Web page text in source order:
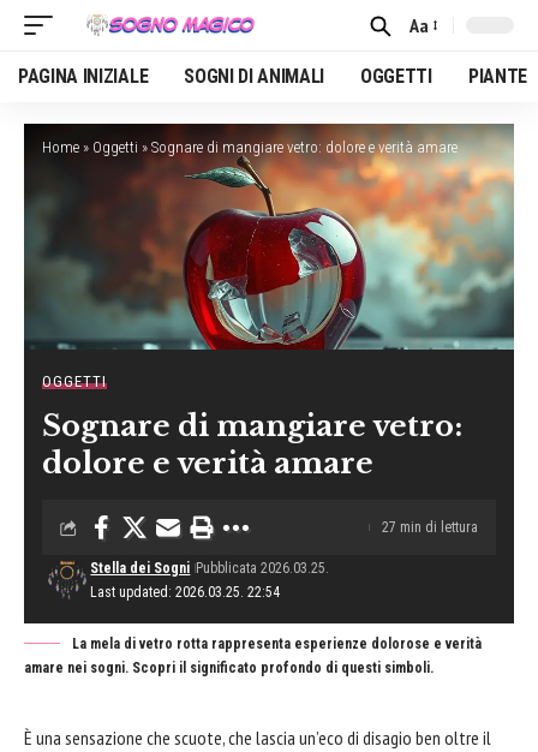
Font
Resizer
Aa
PAGINA INIZIALE SOGNI DI ANIMALI OGGETTI PIANTE
Home » Oggetti » Sognare di mangiare vetro: dolore e verità amare
OGGETTI
Sognare di mangiare vetro:
dolore e verità amare
Last updated: 2026.03.25. 22:54
Stella dei Sogni Pubblicata 2026.03.25.
27 min di lettura
La mela di vetro rotta rappresenta esperienze dolorose e verità
amare nei sogni. Scopri il significato profondo di questi simboli.
È una sensazione che scuote, che lascia un’eco di disagio ben oltre il